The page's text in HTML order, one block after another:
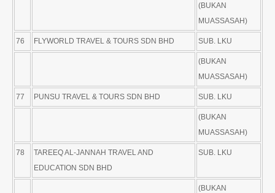
(BUKAN
MUASSASAH)
76 FLYWORLD TRAVEL & TOURS SDN BHD SUB. LKU
(BUKAN
MUASSASAH)
77 PUNSU TRAVEL & TOURS SDN BHD SUB. LKU
(BUKAN
MUASSASAH)
78
TAREEQ AL-JANNAH TRAVEL AND
EDUCATION SDN BHD
SUB. LKU
(BUKAN